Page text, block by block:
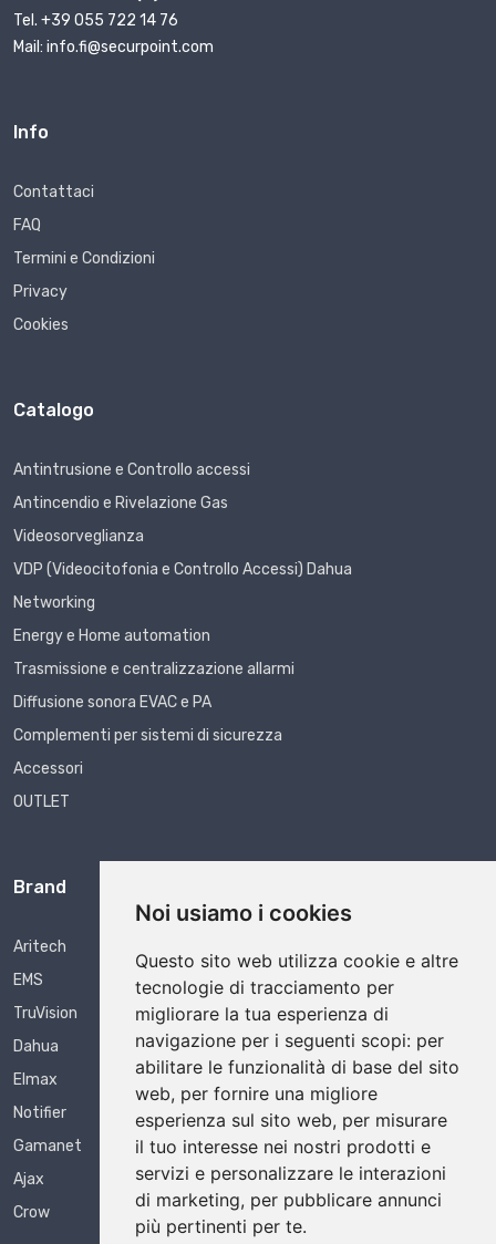
Noi usiamo i cookies
Questo sito web utilizza cookie e altre
tecnologie di tracciamento per
migliorare la tua esperienza di
navigazione per i seguenti scopi: per
abilitare le funzionalità di base del sito
web, per fornire una migliore
esperienza sul sito web, per misurare
il tuo interesse nei nostri prodotti e
servizi e personalizzare le interazioni
di marketing, per pubblicare annunci
più pertinenti per te.
Tel. +39 055 722 14 76
Mail: info.fi@securpoint.com
Info
Contattaci
FAQ
Termini e Condizioni
Privacy
Cookies
Catalogo
Antintrusione e Controllo accessi
Antincendio e Rivelazione Gas
Videosorveglianza
VDP (Videocitofonia e Controllo Accessi) Dahua
Networking
Energy e Home automation
Trasmissione e centralizzazione allarmi
Diffusione sonora EVAC e PA
Complementi per sistemi di sicurezza
Accessori
OUTLET
Brand
Aritech
EMS
TruVision
Dahua
Elmax
Notifier
Gamanet
Ajax
Crow